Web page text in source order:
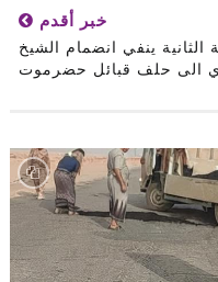
خبر أقدم
ينفي انضمام الشيخ
الى حلف قبائل حضرموت